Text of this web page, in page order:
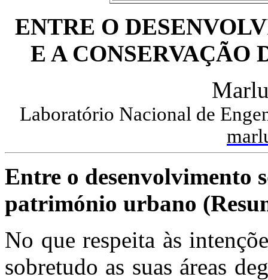
ENTRE O
E A CONSERVAÇÃO
Laboratório Nacional de
Entre o desenvolvimento
património urbano
No que respeita às
sobretudo as suas áreas